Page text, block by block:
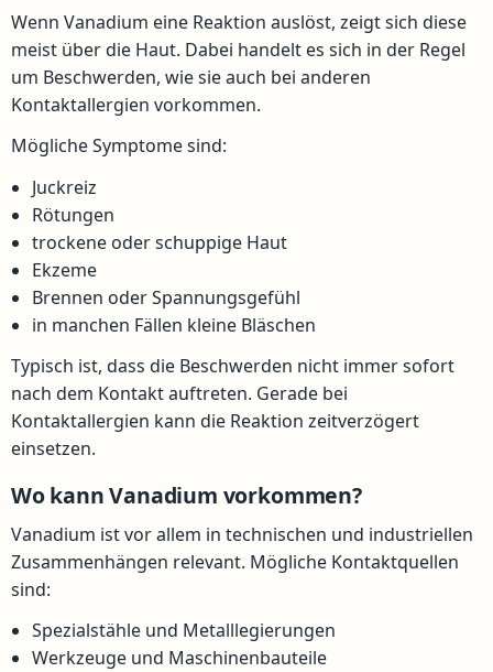
Wenn Vanadium eine Reaktion auslöst, zeigt sich diese
meist über die Haut. Dabei handelt es sich in der Regel
um Beschwerden, wie sie auch bei anderen
Kontaktallergien vorkommen.
Mögliche Symptome sind:
Juckreiz
Rötungen
trockene oder schuppige Haut
Ekzeme
Brennen oder Spannungsgefühl
in manchen Fällen kleine Bläschen
Typisch ist, dass die Beschwerden nicht immer sofort
nach dem Kontakt auftreten. Gerade bei
Kontaktallergien kann die Reaktion zeitverzögert
einsetzen.
Wo kann Vanadium vorkommen?
Vanadium ist vor allem in technischen und industriellen
Zusammenhängen relevant. Mögliche Kontaktquellen
sind:
Spezialstähle und Metalllegierungen
Werkzeuge und Maschinenbauteile